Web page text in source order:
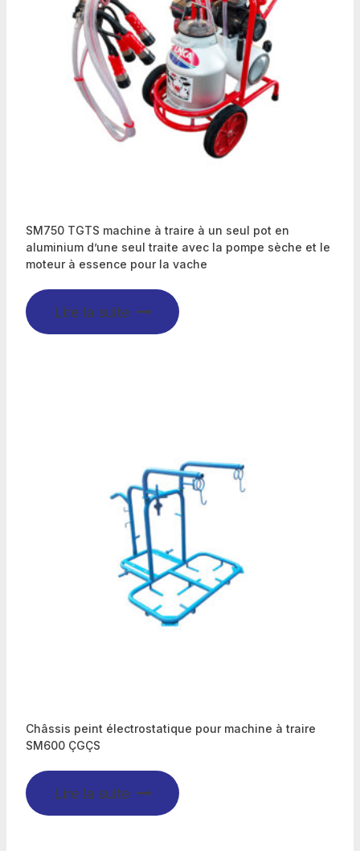
SM750 TGTS machine à traire à un seul pot en
aluminium d’une seul traite avec la pompe sèche et le
moteur à essence pour la vache
Lire la suite
Châssis peint électrostatique pour machine à traire
SM600 ÇGÇS
Lire la suite